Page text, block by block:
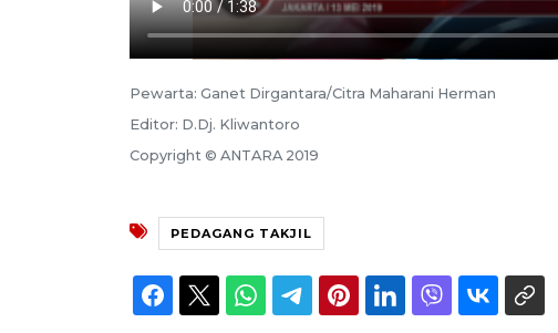
Pewarta: Ganet Dirgantara/Citra Maharani Herman
Editor: D.Dj. Kliwantoro
Copyright © ANTARA 2019
PEDAGANG TAKJIL